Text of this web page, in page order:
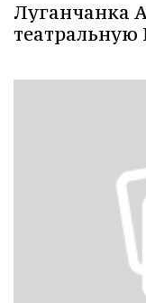
Луганчанка
театральную